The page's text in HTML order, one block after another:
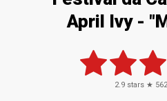
April Ivy-
2.9 stars ★ 562